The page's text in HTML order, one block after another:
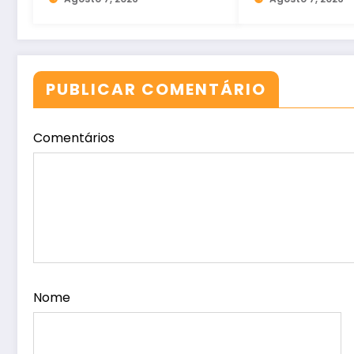
PUBLICAR COMENTÁRIO
Comentários
Nome